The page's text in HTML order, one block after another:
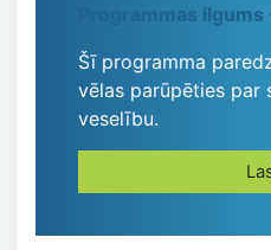
Programmas
Šī programma
vēlas parūpēties par
veselību.